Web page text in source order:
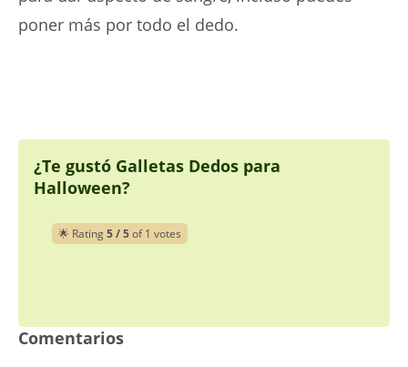
poner más por todo el dedo.
¿Te gustó Galletas Dedos para
Halloween?
🌟 Rating5 / 5of 1 votes
Comentarios